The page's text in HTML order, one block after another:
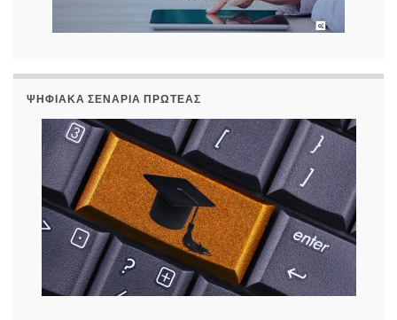
ΨΗΦΙΑΚΆ ΣΕΝΆΡΙΑ ΠΡΩΤΈΑΣ